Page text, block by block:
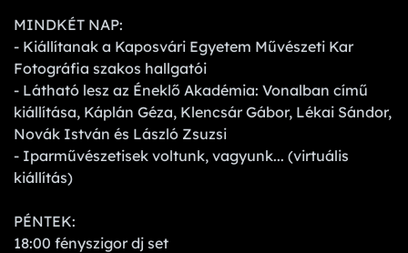
MINDKÉT NAP:
- Kiállítanak a Kaposvári Egyetem Művészeti Kar
Fotográfia szakos hallgatói
- Látható lesz az Éneklő Akadémia: Vonalban című
kiállítása, Káplán Géza, Klencsár Gábor, Lékai Sándor,
Novák István és László Zsuzsi
- Iparművészetisek voltunk, vagyunk... (virtuális
kiállítás)
PÉNTEK:
18:00 fényszigor dj set